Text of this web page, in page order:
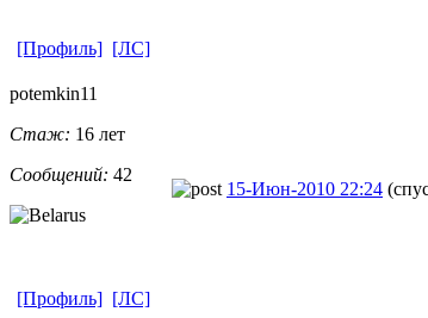
[Профиль] [ЛС]
potemkin11
Стаж: 16 лет
Сообщений: 42
15-Июн-2010 22:24
[Профиль] [ЛС]